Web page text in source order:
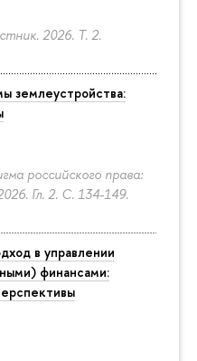
2026. Т. 2.
землеустройства:
российского права:
Гл. 2. С. 134-149.
в управлении
финансами: